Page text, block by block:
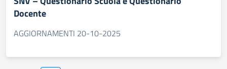
Docente
AGGIORNAMENTI 20-10-2025